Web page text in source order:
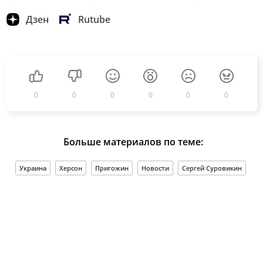
Дзен Rutube
0 0 0 0 0 0
Больше материалов по теме:
Украина Херсон Пригожин Новости Сергей Суровикин